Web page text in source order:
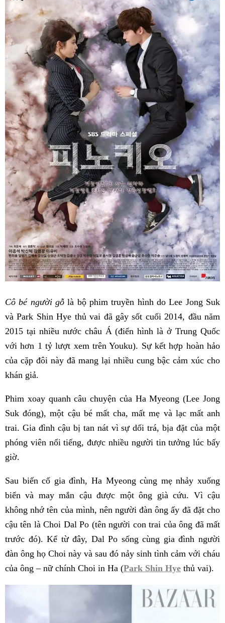
Cô bé người gỗ là bộ phim truyền hình do Lee Jong Suk
và Park Shin Hye thủ vai đã gây sốt cuối 2014, đầu năm
2015 tại nhiều nước châu Á (điển hình là ở Trung Quốc
với hơn 1 tỷ lượt xem trên Youku). Sự kết hợp hoàn hảo
của cặp đôi này đã mang lại nhiều cung bậc cảm xúc cho
khán giả.
Phim xoay quanh câu chuyện của Ha Myeong (Lee Jong
Suk đóng), một cậu bé mất cha, mất mẹ và lạc mất anh
trai. Gia đình cậu bị tan nát vì sự dối trá, bịa đặt của một
phóng viên nổi tiếng, được nhiều người tin tưởng lúc bấy
giờ.
Sau biến cố gia đình, Ha Myeong cùng mẹ nhảy xuống
biển và may mắn cậu được một ông già cứu. Vì cậu
không nhớ tên của mình, nên người đàn ông ấy đã đặt cho
cậu tên là Choi Dal Po (tên người con trai của ông đã mất
trước đó). Kể từ đây, Dal Po sống cùng gia đình người
đàn ông họ Choi này và sau đó nảy sinh tình cảm với cháu
của ông – nữ chính Choi in Ha (Park Shin Hye thủ vai).